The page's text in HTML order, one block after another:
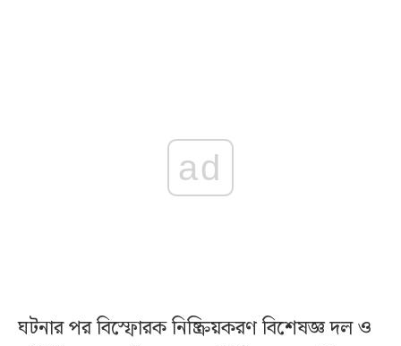
ad
ঘটনার পর বিস্ফোরক নিষ্ক্রিয়করণ বিশেষজ্ঞ দল ও